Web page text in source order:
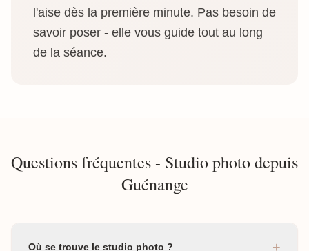
l'aise dès la première minute. Pas besoin de
savoir poser - elle vous guide tout au long
de la séance.
Questions fréquentes - Studio photo depuis
Guénange
Où se trouve le studio photo ? +